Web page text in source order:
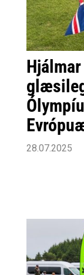
28.07.2025